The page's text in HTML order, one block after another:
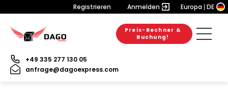
Registrieren Anmelden Europa DE
Preis-Rechner &
Buchung!
+49 335 277 130 05
anfrage@dagoexpress.com